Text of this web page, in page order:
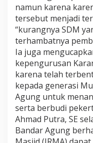
namun karena
tersebut menjadi
“kurangnya SDM
terhambatnya
Ia juga
kepengurusan
karena telah
kepada generasi
Agung untuk
serta berbudi
Ahmad Putra, SE
Bandar Agung